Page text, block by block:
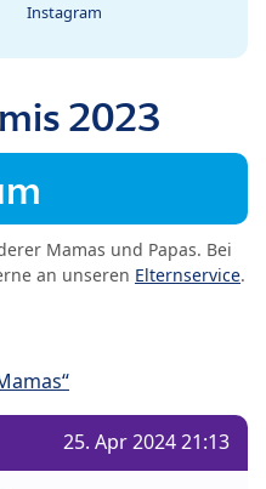
Instagram
2023
Mamas und Papas. Bei
an unseren Elternservice.
25. Apr 2024 21:13